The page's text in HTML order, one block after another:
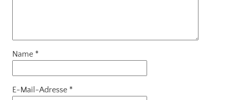
Name *
E-Mail-Adresse *